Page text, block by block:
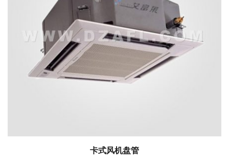
卡式风机盘管